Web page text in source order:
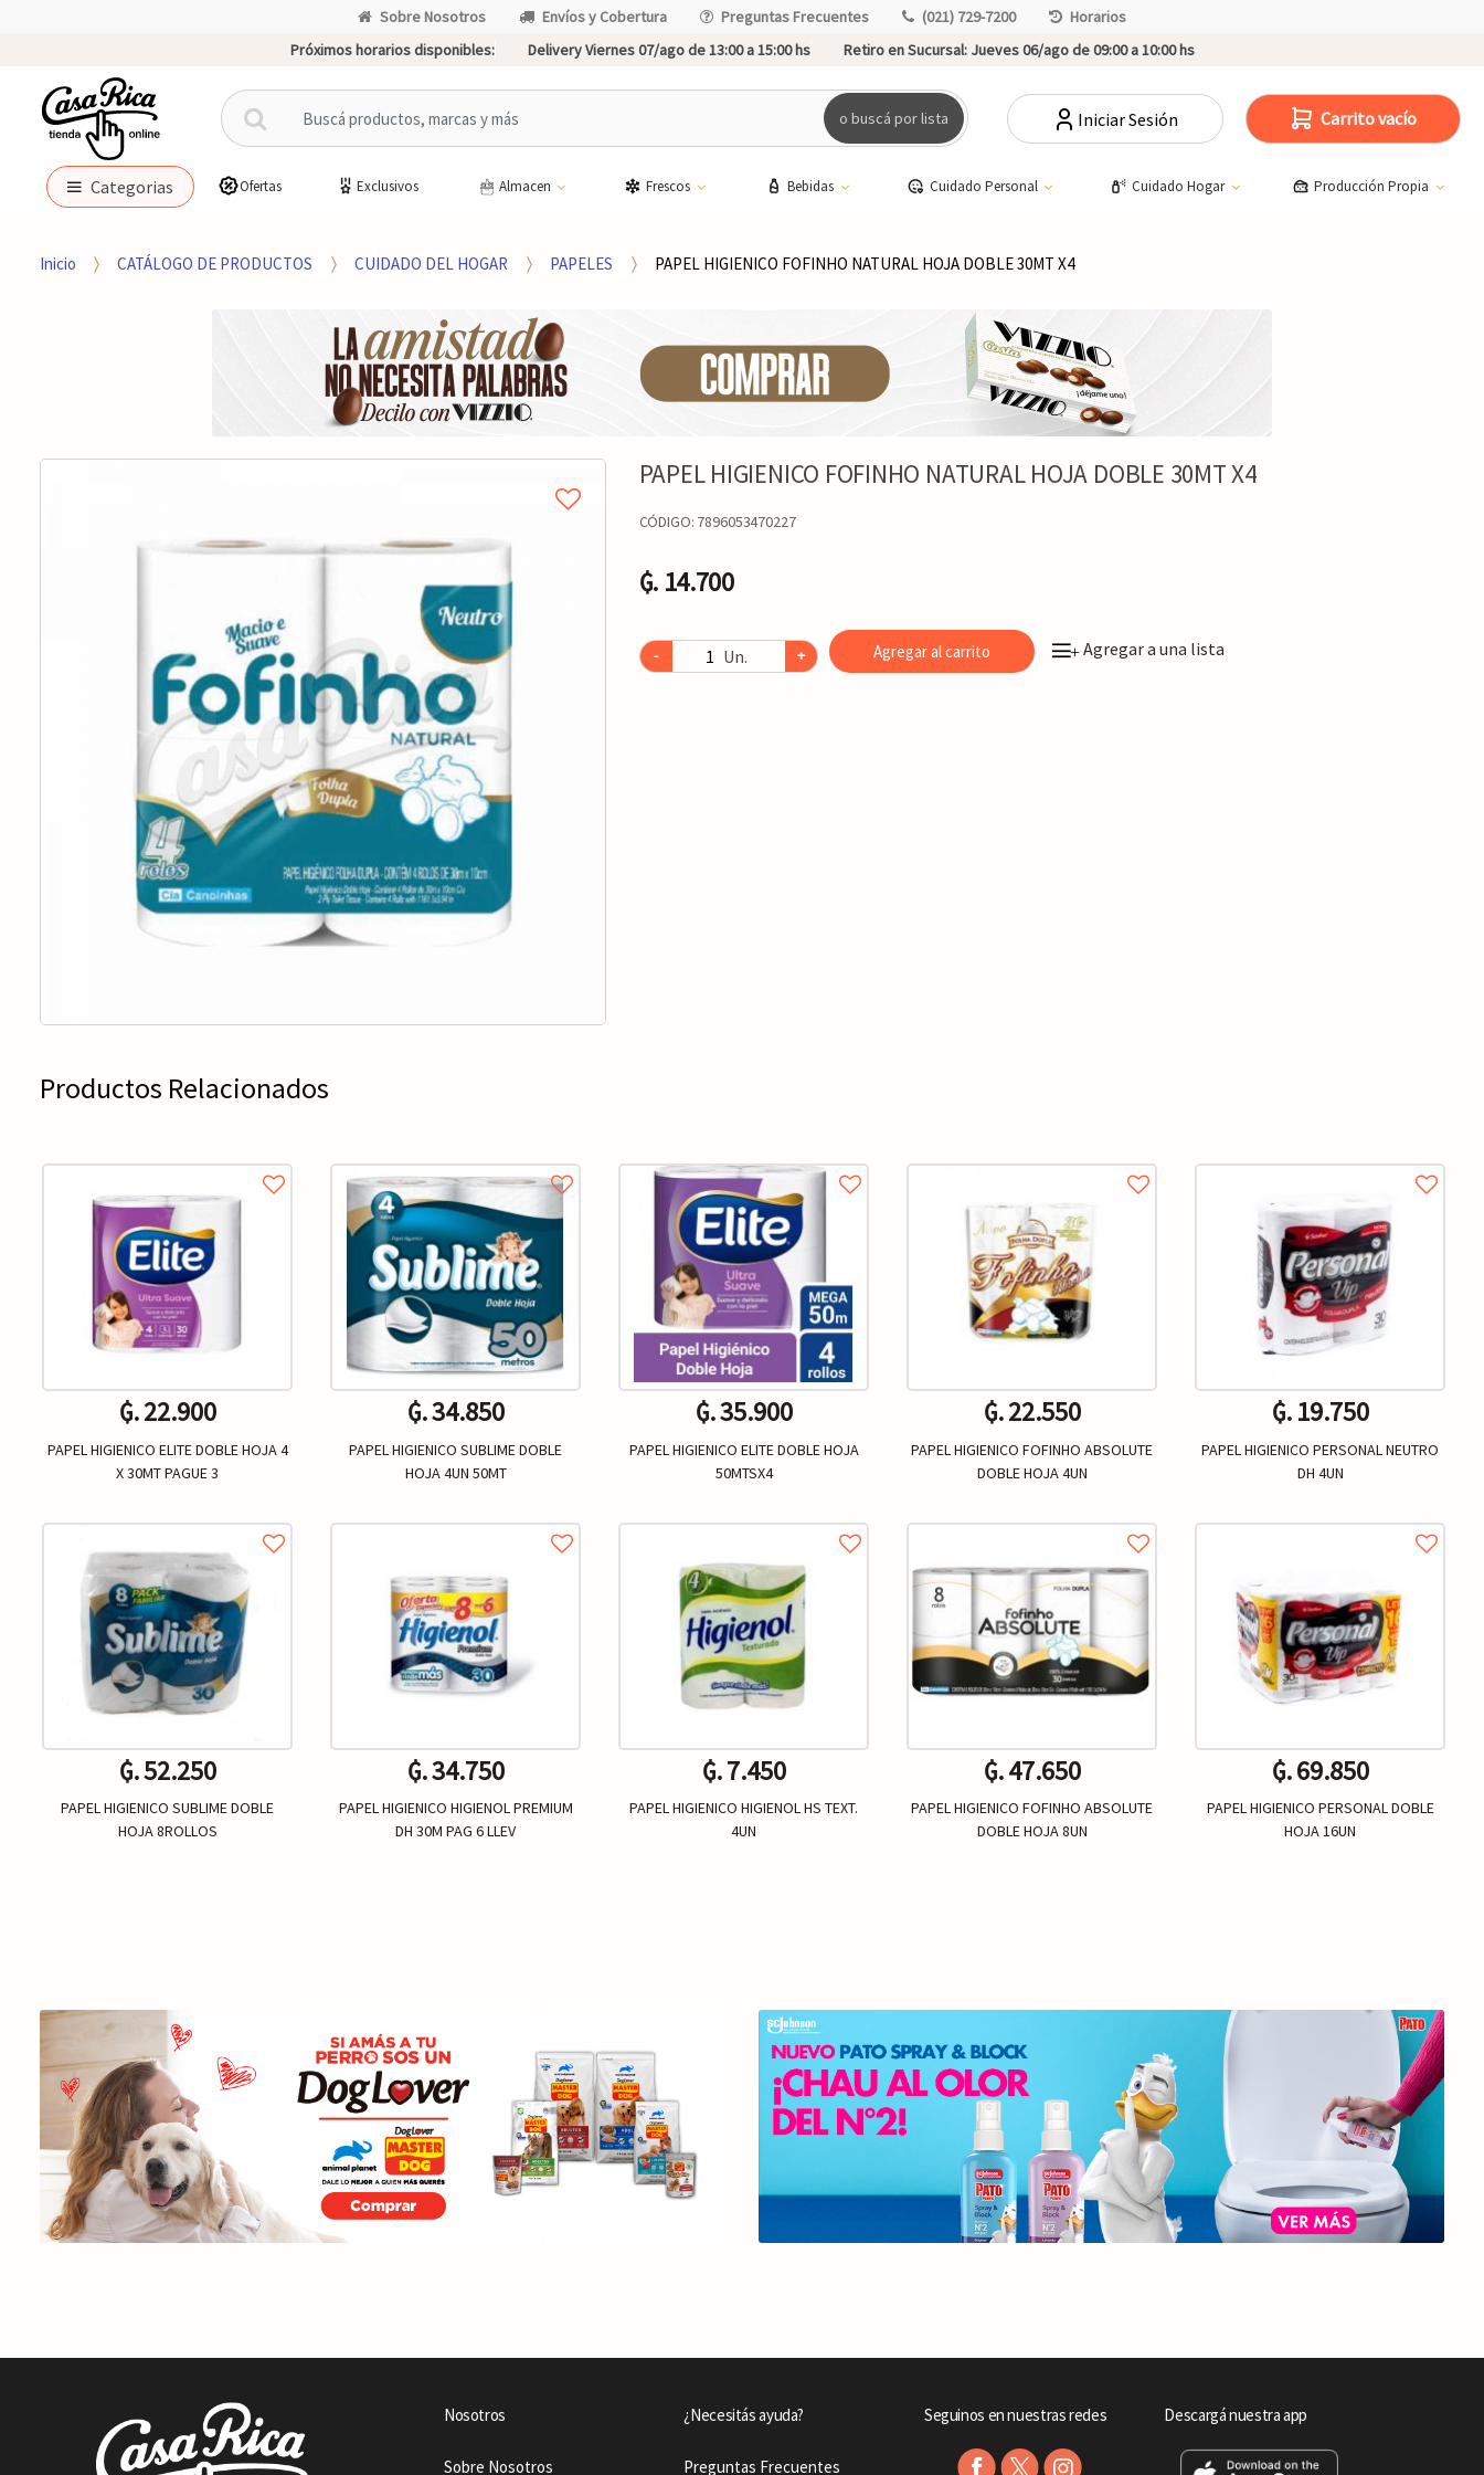
Sobre Nosotros Envíos y Cobertura Preguntas Frecuentes (021) 729-7200
Horarios
Próximos horarios disponibles:
Delivery Viernes 07/ago de 13:00 a 15:00 hs Retiro en Sucursal:Jueves 06/ago de 09:00 a 10:00 hs
B
u
c
p
o buscá por lista Iniciar Sesión Carrito vacío
Categorias Ofertas Exclusivos Almacen Frescos Bebidas Cuidado Personal Cuidado Hogar Producción Propia
Inicio CATÁLOGO DE PRODUCTOS CUIDADO DEL HOGAR PAPELES PAPEL HIGIENICO FOFINHO NATURAL HOJA DOBLE 30MT X4
PAPEL HIGIENICO FOFINHO NATURAL HOJA DOBLE 30MT X4
CÓDIGO: 7896053470227
₲. 14.700
- Un. + Agregar al carrito +Agregar a una lista
Productos Relacionados
₲. 22.900
PAPEL HIGIENICO ELITE DOBLE HOJA 4
X 30MT PAGUE 3
₲. 52.250
PAPEL HIGIENICO SUBLIME DOBLE
HOJA 8ROLLOS
₲. 34.850
PAPEL HIGIENICO SUBLIME DOBLE
HOJA 4UN 50MT
₲. 34.750
PAPEL HIGIENICO HIGIENOL PREMIUM
DH 30M PAG 6 LLEV
₲. 35.900
PAPEL HIGIENICO ELITE DOBLE HOJA
50MTSX4
₲. 7.450
PAPEL HIGIENICO HIGIENOL HS TEXT.
4UN
₲. 22.550
PAPEL HIGIENICO FOFINHO ABSOLUTE
DOBLE HOJA 4UN
₲. 47.650
PAPEL HIGIENICO FOFINHO ABSOLUTE
DOBLE HOJA 8UN
₲. 19.750
PAPEL HIGIENICO PERSONAL NEUTRO
DH 4UN
₲. 69.850
PAPEL HIGIENICO PERSONAL DOBLE
HOJA 16UN
Nosotros
Sobre Nosotros
¿Necesitás ayuda?
Preguntas Frecuentes
Seguinos en nuestras redes Descargá nuestra app